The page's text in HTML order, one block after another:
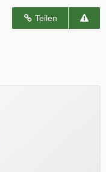
Teilen